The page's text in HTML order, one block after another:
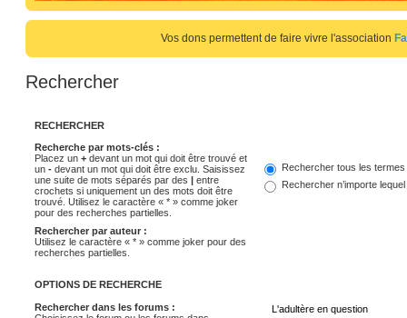
Vos dons permettent de faire vivre l'association
Rechercher
RECHERCHER
Recherche par mots-clés :
Placez un + devant un mot qui doit être trouvé et
un - devant un mot qui doit être exclu. Saisissez
une suite de mots séparés par des
entre
crochets si uniquement un des mots doit être
trouvé. Utilisez le caractère « * » comme joker
pour des recherches partielles.
Rechercher tous les termes
Rechercher n’importe
Rechercher par auteur :
Utilisez le caractère « * » comme joker pour des
recherches partielles.
OPTIONS DE RECHERCHE
Rechercher dans les forums :